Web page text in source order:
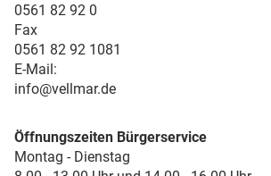
0561 82 92 0
Fax
0561 82 92 1081
E-Mail:
info@vellmar.de
Öffnungszeiten Bürgerservice
Montag - Dienstag